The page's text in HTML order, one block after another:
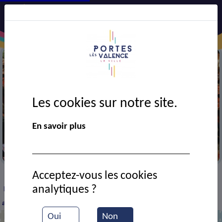
> VIE MUNICIPALE > Ressources documentaires
L'école de filles détruite par les bombardements américains en
août 1944
Les cookies sur notre site.
En savoir plus
Oui Non
Acceptez-vous les cookies
analytiques ?